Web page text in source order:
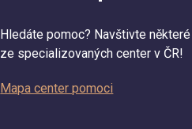
Hledáte pomoc? Navštivte některé
ze specializovaných center v ČR!
Mapa center pomoci